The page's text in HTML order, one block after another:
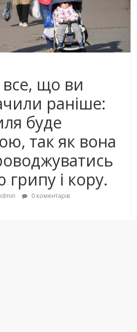
що ви
раніше:
буде
так як вона
грипу і кору.
0 коментарів